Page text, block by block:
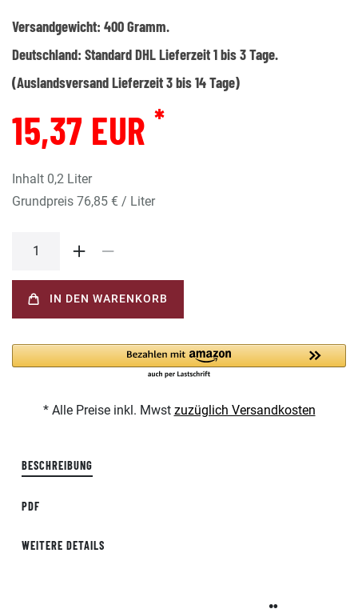
Versandgewicht: 400Gramm.
Deutschland: Standard DHL Lieferzeit 1 bis 3 Tage.
(Auslandsversand Lieferzeit 3 bis 14 Tage)
15,37 EUR *
Inhalt 0,2 Liter
Grundpreis 76,85 € / Liter
IN DEN WARENKORB
* Alle Preise inkl. Mwst zuzüglich Versandkosten
BESCHREIBUNG
PDF
WEITERE DETAILS